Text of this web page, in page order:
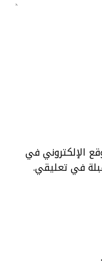
الإلكتروني في
في تعليقي.